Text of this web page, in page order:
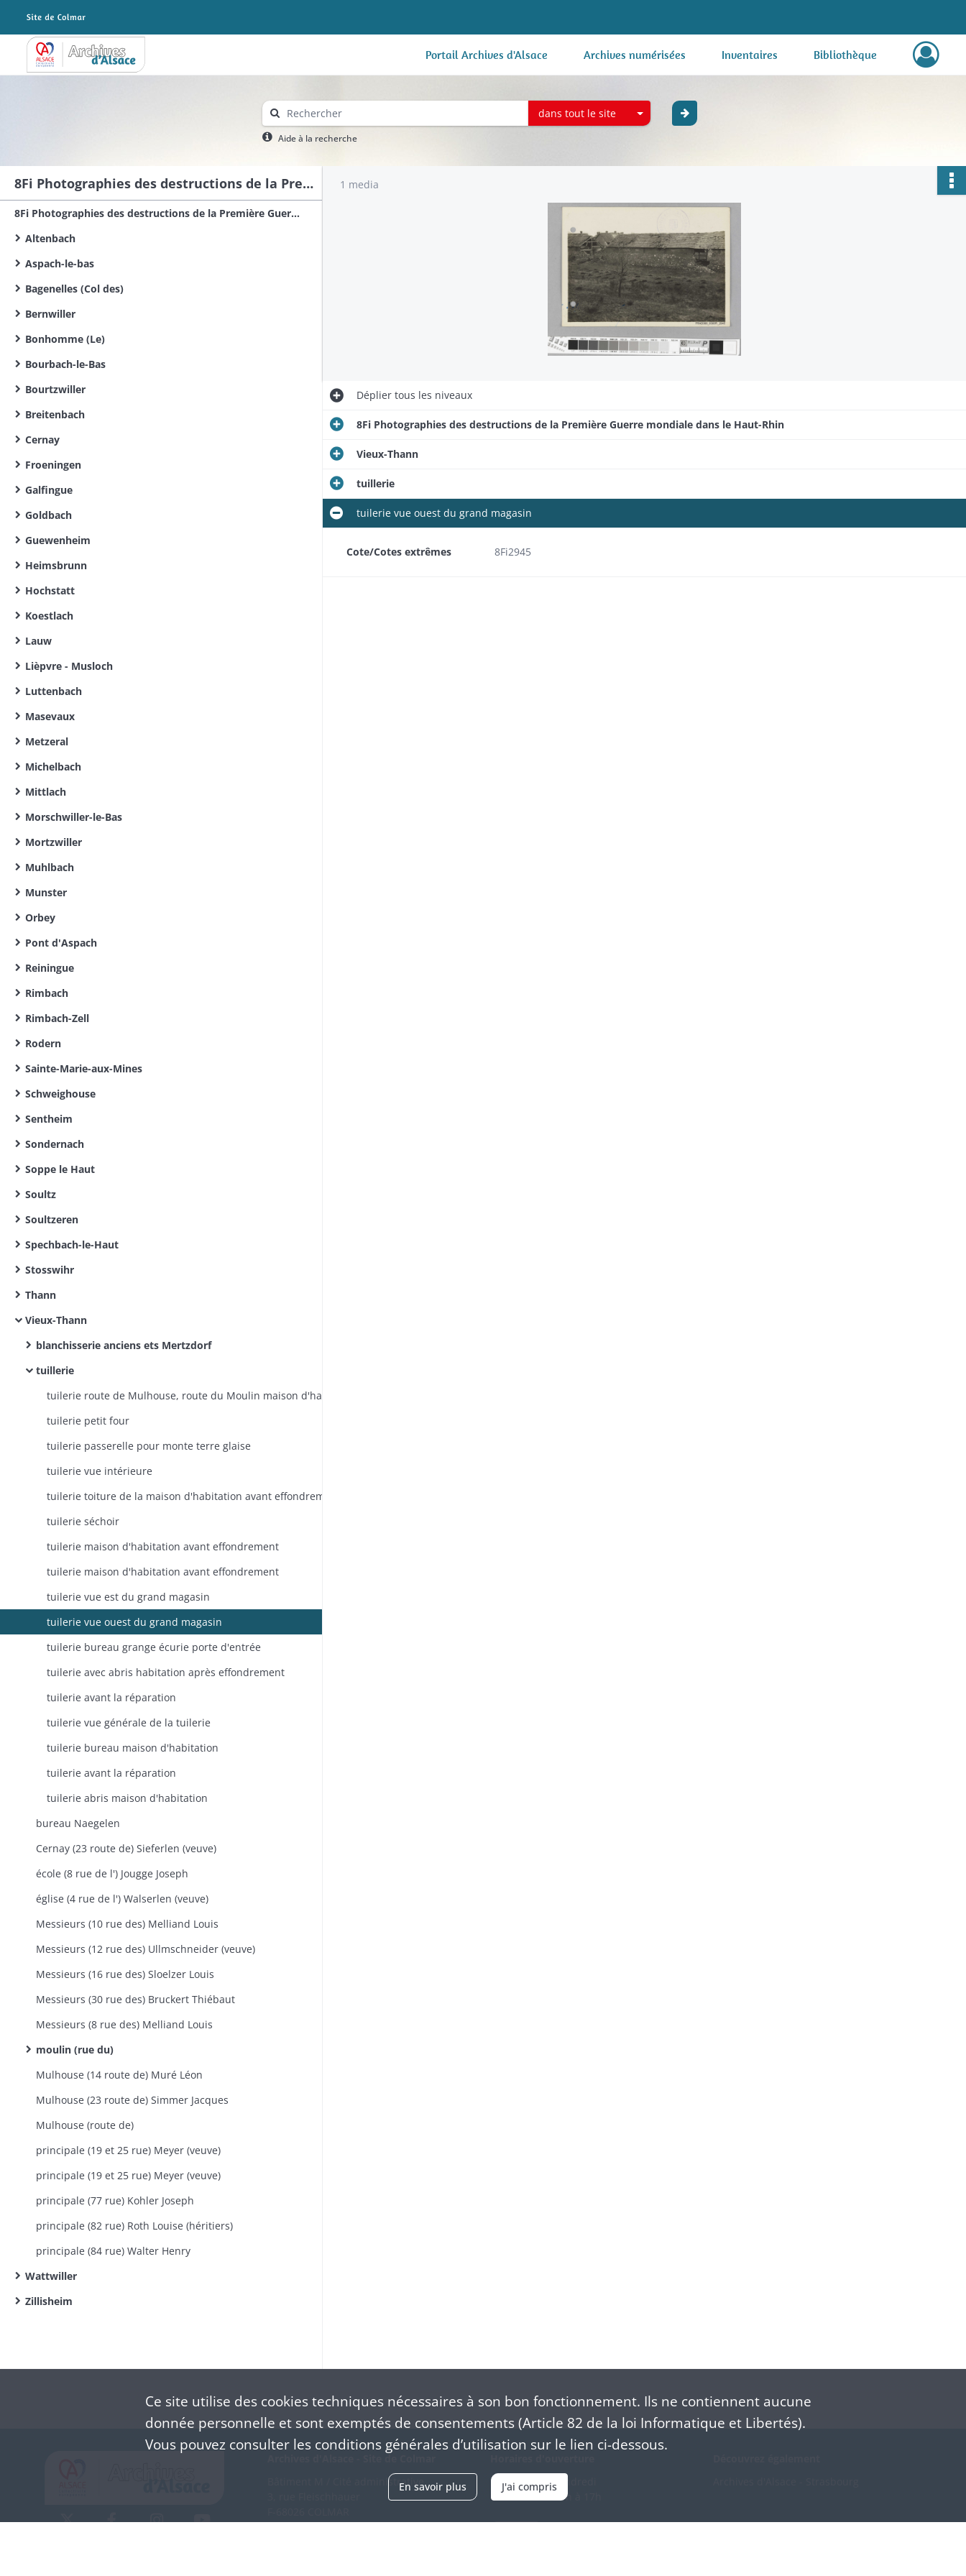
Archives Alsace - Colmar Portail Archives d'Alsace Archives numérisées Inventaires Bibliothèque
dans tout le site
Aide à la recherche
8Fi Photographies des destructions de la Première Guerre mondiale dans le sud du Haut-Rhin
8Fi Photographies des destructions de la Première Guerre mondiale dans le Haut-Rhin
Altenbach
Aspach-le-bas
Bagenelles (Col des)
Bernwiller
Bonhomme (Le)
Bourbach-le-Bas
Bourtzwiller
Breitenbach
Cernay
Froeningen
Galfingue
Goldbach
Guewenheim
Heimsbrunn
Hochstatt
Koestlach
Lauw
Lièpvre - Musloch
Luttenbach
Masevaux
Metzeral
Michelbach
Mittlach
Morschwiller-le-Bas
Mortzwiller
Muhlbach
Munster
Orbey
Pont d'Aspach
Reiningue
Rimbach
Rimbach-Zell
Rodern
Sainte-Marie-aux-Mines
Schweighouse
Sentheim
Sondernach
Soppe le Haut
Soultz
Soultzeren
Spechbach-le-Haut
Stosswihr
Thann
Vieux-Thann
blanchisserie anciens ets Mertzdorf
tuillerie
tuilerie petit four
tuilerie passerelle pour monte terre glaise
tuilerie vue intérieure
tuilerie séchoir
tuilerie maison d'habitation avant effondrement
tuilerie maison d'habitation avant effondrement
tuilerie vue est du grand magasin
tuilerie vue ouest du grand magasin
tuilerie bureau grange écurie porte d'entrée
tuilerie avec abris habitation après effondrement
tuilerie avant la réparation
tuilerie vue générale de la tuilerie
tuilerie bureau maison d'habitation
tuilerie avant la réparation
tuilerie abris maison d'habitation
bureau Naegelen
Cernay (23 route de) Sieferlen (veuve)
école (8 rue de l') Jougge Joseph
église (4 rue de l') Walserlen (veuve)
Messieurs (10 rue des) Melliand Louis
Messieurs (12 rue des) Ullmschneider (veuve)
Messieurs (16 rue des) Sloelzer Louis
Messieurs (30 rue des) Bruckert Thiébaut
Messieurs (8 rue des) Melliand Louis
moulin (rue du)
Mulhouse (14 route de) Muré Léon
Mulhouse (23 route de) Simmer Jacques
Mulhouse (route de)
principale (19 et 25 rue) Meyer (veuve)
principale (19 et 25 rue) Meyer (veuve)
principale (77 rue) Kohler Joseph
principale (82 rue) Roth Louise (héritiers)
principale (84 rue) Walter Henry
Wattwiller
Zillisheim
1 media
Dépliertous les niveaux
8Fi Photographies des destructions de la Première Guerre mondiale dans le Haut-Rhin
Vieux-Thann
tuillerie
tuilerie vue ouest du grand magasin
Cote/Cotes extrêmes 8Fi2945
Bâtiment M / Cité administrative
(+33) 3 89 21 97 00
Du mardi au vendredi
en continu de 9h à 17h
Ce site utilise des cookiestechniques nécessaires à son bon fonctionnement. Ils ne contiennent aucune
donnée personnelle et sont exemptés de consentements (Article 82 de la loi Informatique et Libertés).
Vous pouvez consulter les conditions générales d’utilisation sur le lien ci-dessous.
En savoir plus J'ai compris